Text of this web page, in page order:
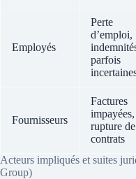
Employés
Perte
d’emploi,
parfois
Fournisseurs
Factures
impayées,
rupture de
contrats
Acteurs impliqués et suites
Group)